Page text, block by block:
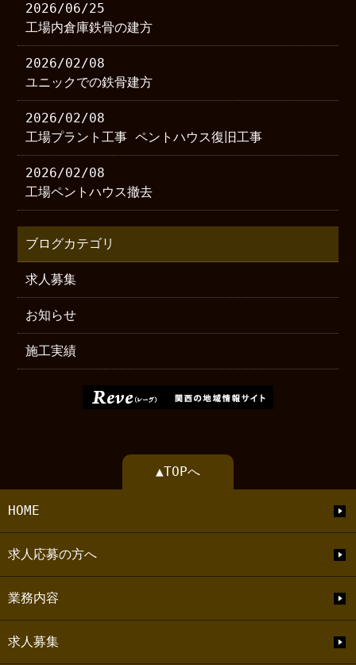
2026/06/25
工場内倉庫鉄骨の建方
2026/02/08
ユニックでの鉄骨建方
2026/02/08
工場プラント工事 ペントハウス復旧工事
2026/02/08
工場ペントハウス撤去
ブログカテゴリ
求人募集
お知らせ
施工実績
▲TOPへ
HOME
求人応募の方へ
業務内容
求人募集